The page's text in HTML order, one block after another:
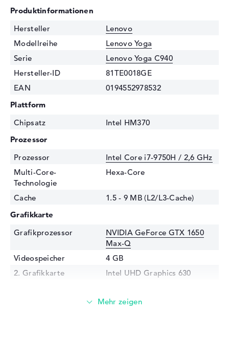
Produktinformationen
Hersteller
Lenovo
Modellreihe
Lenovo Yoga
Serie
Lenovo Yoga C940
Hersteller-ID
81TE0018GE
EAN
0194552978532
Plattform
Chipsatz
Intel HM370
Prozessor
Prozessor
Intel Core i7-9750H / 2,6 GHz
Multi-Core-
Technologie
Hexa-Core
Cache
1.5 - 9 MB (L2/L3-Cache)
Grafikkarte
Grafikprozessor
NVIDIA GeForce GTX 1650
Max-Q
Videospeicher
4 GB
2. Grafikkarte
Intel UHD Graphics 630